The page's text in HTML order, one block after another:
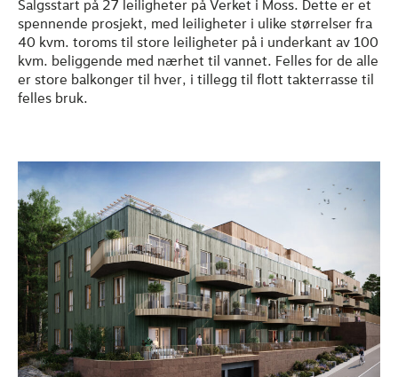
Salgsstart på 27 leiligheter på Verket i Moss. Dette er et
spennende prosjekt, med leiligheter i ulike størrelser fra
40 kvm. toroms til store leiligheter på i underkant av 100
kvm. beliggende med nærhet til vannet. Felles for de alle
er store balkonger til hver, i tillegg til flott takterrasse til
felles bruk.